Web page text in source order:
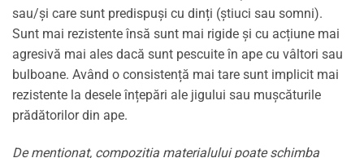
sau/și care sunt predispuși cu dinți (știuci sau somni).
Sunt mai rezistente însă sunt mai rigide și cu acțiune mai
agresivă mai ales dacă sunt pescuite în ape cu vâltori sau
bulboane. Având o consistență mai tare sunt implicit mai
rezistente la desele înțepări ale jigului sau mușcăturile
prădătorilor din ape.
De menționat, compoziția materialului poate schimba